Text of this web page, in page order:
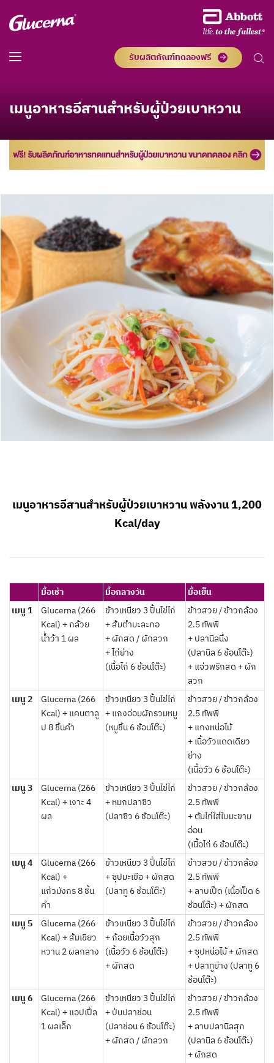
รับผลิตภัณฑ์ทดลองฟรี
เมนูอาหารอีสานสำหรับผู้ป่วยเบาหวาน
เมนูอาหารอีสานสำหรับผู้ป่วยเบาหวาน พลังงาน 1,200
Kcal/day
มื้อเช้า มื้อกลางวัน
มื้อเย็น
เมนู 1
Glucerna (266
Kcal) + กล้วย
น้ำว้า 1 ผล
ข้าวเหนียว 3 ปั้นไข่ไก่
+ ส้มตำมะละกอ
+ ผักสด / ผักลวก
+ ไก่ย่าง
(เนื้อไก่ 6 ช้อนโต๊ะ)
ข้าวสวย / ข้าวกล้อง
2.5 ทัพพี
+ ปลานิลนึ่ง
(ปลานิล 6 ช้อนโต๊ะ)
+ แจ่วพริกสด + ผัก
ลวก
เมนู 2
Glucerna (266
Kcal) + แคนตาลู
ป 8 ชิ้นคำ
ข้าวเหนียว 3 ปั้นไข่ไก่
+ แกงอ่อมผักรวมหมู
(หมูชิ้น 6 ช้อนโต๊ะ)
ข้าวสวย / ข้าวกล้อง
2.5 ทัพพี
+ แกงหน่อไม้
+ เนื้อวัวแดดเดียว
ย่าง
(เนื้อวัว 6 ช้อนโต๊ะ)
เมนู 3
Glucerna (266
Kcal) + เงาะ 4
ผล
ข้าวเหนียว 3 ปั้นไข่ไก่
+ หมกปลาซิว
(ปลาซิว 6 ช้อนโต๊ะ)
ข้าวสวย / ข้าวกล้อง
2.5 ทัพพี
+ ต้มไก่ใส่ใบมะขาม
อ่อน
(เนื้อไก่ 6 ช้อนโต๊ะ)
เมนู 4
Glucerna (266
Kcal) +
แก้วมังกร 8 ชิ้น
คำ
ข้าวเหนียว 3 ปั้นไข่ไก่
+ ซุปมะเขือ + ผักสด
(ปลาทู 6 ช้อนโต๊ะ)
ข้าวสวย / ข้าวกล้อง
2.5 ทัพพี
+ ลาบเป็ด (เนื้อเป็ด 6
ช้อนโต๊ะ) + ผักสด
เมนู 5
Glucerna (266
Kcal) + ส้มเขียว
หวาน 2 ผลกลาง
ข้าวเหนียว 3 ปั้นไข่ไก่
+ ก้อยเนื้อวัวสุก
(เนื้อวัว 6 ช้อนโต๊ะ)
+ ผักสด
ข้าวสวย / ข้าวกล้อง
2.5 ทัพพี
+ ซุปหน่อไม้ + ผักสด
+ ปลาทูย่าง (ปลาทู 6
ช้อนโต๊ะ)
เมนู 6
Glucerna (266
Kcal) + แอปเปิ้ล
1 ผลเล็ก
ข้าวเหนียว 3 ปั้นไข่ไก่
+ ป่นปลาช่อน
(ปลาช่อน 6 ช้อนโต๊ะ)
+ ผักสด / ผักลวก
ข้าวสวย / ข้าวกล้อง
2.5 ทัพพี
+ ลาบปลานิลสุก
(ปลานิล 6 ช้อนโต๊ะ)
+ ผักสด